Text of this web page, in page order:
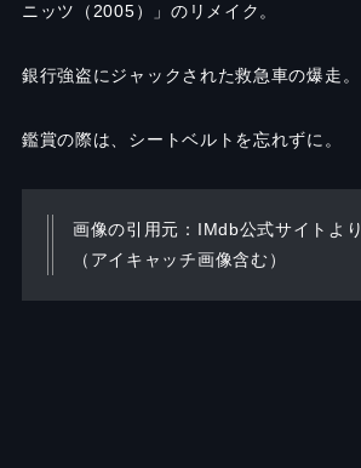
ニッツ（2005）」のリメイク。
銀行強盗にジャックされた救急車の爆走。
鑑賞の際は、シートベルトを忘れずに。
画像の引用元：IMdb公式サイトより
（アイキャッチ画像含む）